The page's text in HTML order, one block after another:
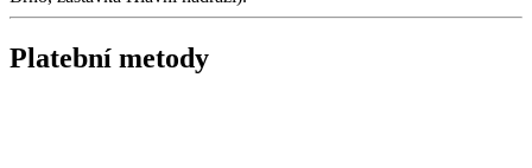
Platební metody